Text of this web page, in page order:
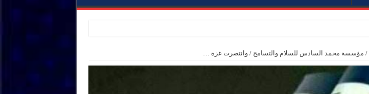
/ مؤسسة محمد السادس للسلام والتسامح / وانتصرت غزة …